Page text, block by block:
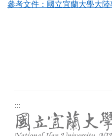
參考文件：國立宜蘭大學大
:::